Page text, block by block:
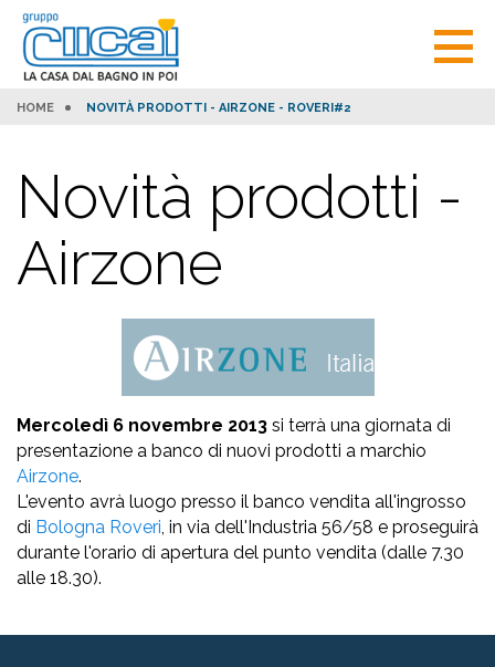
HOME NOVITÀ PRODOTTI - AIRZONE - ROVERI#2
Novità prodotti -
Airzone
Mercoledì 6 novembre 2013 si terrà una giornata di
presentazione a banco di nuovi prodotti a marchio
Airzone.
L'evento avrà luogo presso il banco vendita all'ingrosso
di Bologna Roveri, in via dell'Industria 56/58 e proseguirà
durante l'orario di apertura del punto vendita (dalle 7.30
alle 18.30).